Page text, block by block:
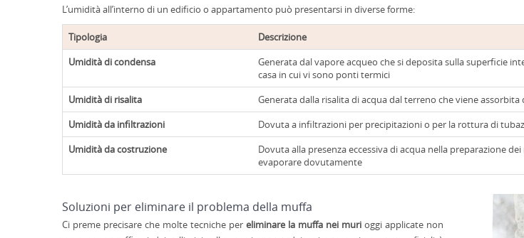
L’umidità all’interno di un edificio o appartamento può presentarsi in diverse forme:
Tipologia
Descrizione
Umidità di condensa
Generata dal vapore acqueo che si deposita sulla superficie
casa in cui vi sono ponti termici
Umidità di risalita
Generata dalla risalita di acqua dal terreno che viene assorbita
Umidità da infiltrazioni
Dovuta a infiltrazioni per precipitazioni o per la rottura di
Umidità da costruzione
Dovuta alla presenza eccessiva di acqua nella preparazione
evaporare dovutamente
Soluzioni per eliminare il problema della muffa
Ci preme precisare che molte tecniche per eliminare la muffa nei muri oggi applicate non